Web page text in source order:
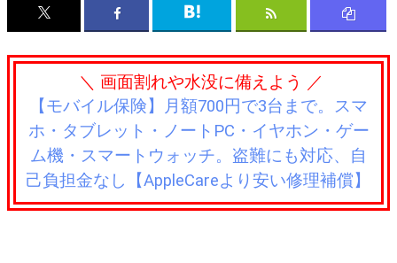
＼ 画面割れや水没に備えよう ／
【モバイル保険】月額700円で3台まで。スマ
ホ・タブレット・ノートPC・イヤホン・ゲー
ム機・スマートウォッチ。盗難にも対応、自
己負担金なし【AppleCareより安い修理補償】